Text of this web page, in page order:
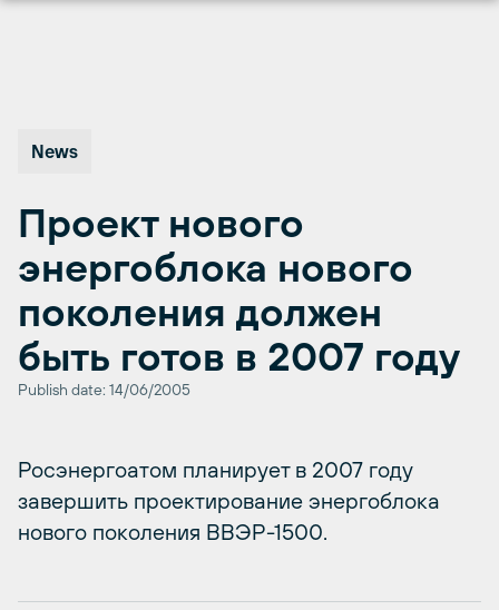
News
Проект нового
энергоблока нового
поколения должен
быть готов в 2007 году
Publish date: 14/06/2005
Росэнергоатом планирует в 2007 году
завершить проектирование энергоблока
нового поколения ВВЭР-1500.